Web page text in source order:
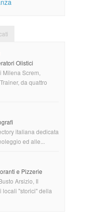
Olistici
Screm,
da quattro
italiana dedicata
ed alle...
e Pizzerie
Arsizio, Il
locali "storici" della